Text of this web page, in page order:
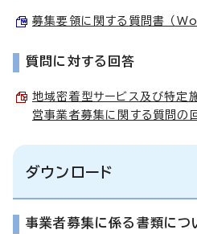
募集要領に関する質問書 （
質問に対する回答
地域密着型サービス及び特定
営事業者募集に関する質問の
ダウンロード
事業者募集に係る書類につ